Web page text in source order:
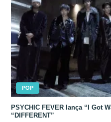
POP
PSYCHIC FEVER lança “I Got
“DIFFERENT”